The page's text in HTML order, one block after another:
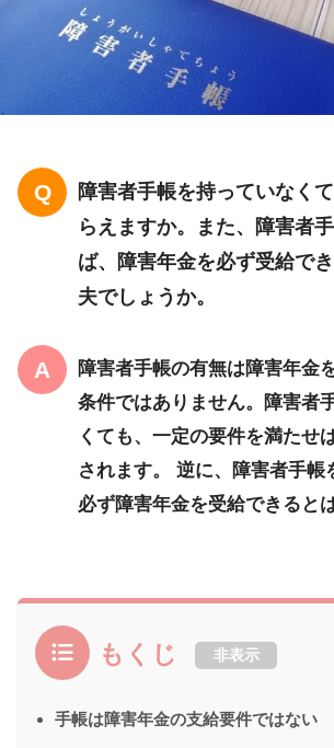
障害者手帳を持っていなく
らえますか。また、障害者
ば、障害年金を必ず受給で
夫でしょうか。
障害者手帳の有無は障害年金
条件ではありません。障害者
くても、一定の要件を満たせ
されます。 逆に、障害者手帳
必ず障害年金を受給できると
もくじ 非表示
手帳は障害年金の支給要件ではない